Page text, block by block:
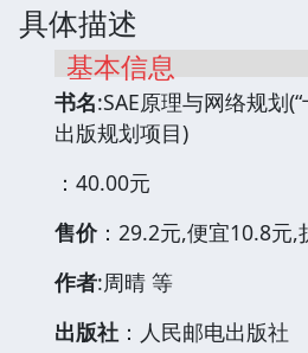
具体描述
基本信息
书名:SAE原理与网络规划
出版规划项目)
：40.00元
售价：29.2元,便宜10.8元,
作者:周晴 等
出版社 ：人民邮电出版社